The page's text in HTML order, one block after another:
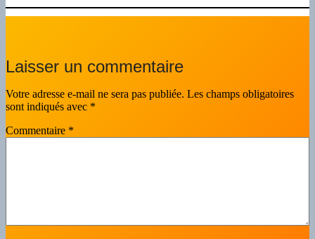
Laisser un commentaire
Votre adresse e-mail ne sera pas publiée. Les champs obligatoires
sont indiqués avec *
Commentaire *